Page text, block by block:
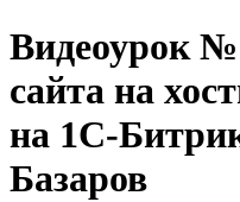
Видеоурок
сайта на
на 1С-
Базаров